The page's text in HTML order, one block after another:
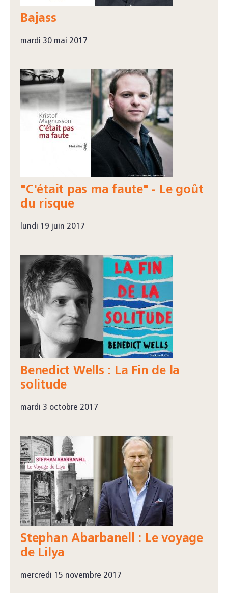
Bajass
mardi 30 mai 2017
"C'était pas ma faute" - Le goût
du risque
lundi 19 juin 2017
Benedict Wells : La Fin de la
solitude
mardi 3 octobre 2017
Stephan Abarbanell : Le voyage
de Lilya
mercredi 15 novembre 2017